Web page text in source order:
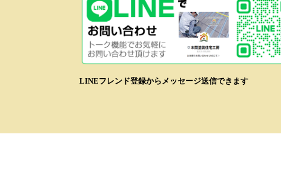
LINEフレンド登録からメッセージ送信できます